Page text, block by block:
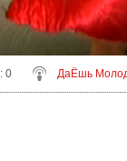
: 0 ДаЁшь